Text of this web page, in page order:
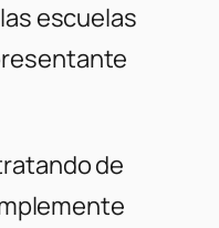
escuelas
de